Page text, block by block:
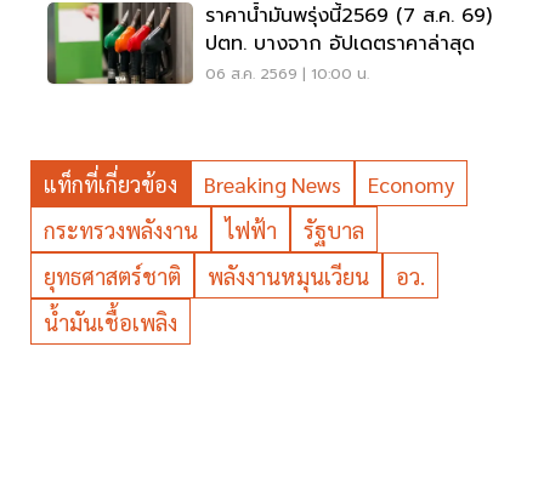
ราคาน้ำมันพรุ่งนี้2569 (7 ส.ค. 69)
ปตท. บางจาก อัปเดตราคาล่าสุด
06 ส.ค. 2569 | 10:00 น.
แท็กที่เกี่ยวข้อง Breaking News
Economy
กระทรวงพลังงาน
ไฟฟ้า
รัฐบาล
ยุทธศาสตร์ชาติ
พลังงานหมุนเวียน
อว.
น้ำมันเชื้อเพลิง